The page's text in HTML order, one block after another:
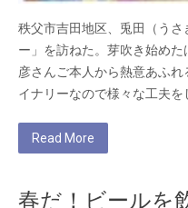
秩父市吉田地区、兎田（う
ー」を訪ねた。芽吹き始め
彦さんご本人から熱意あふ
イナリーなので様々な工夫を
Read More
春だ！ビールを